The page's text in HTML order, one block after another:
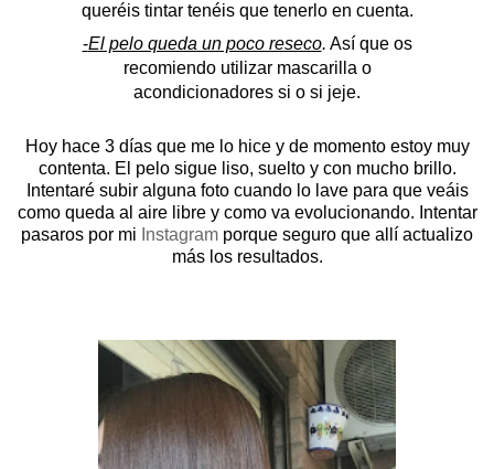
queréis tintar tenéis que tenerlo en cuenta.
-El pelo queda un poco reseco. Así que os
recomiendo utilizar mascarilla o
acondicionadores si o si jeje.
Hoy hace 3 días que me lo hice y de momento estoy muy
contenta. El pelo sigue liso, suelto y con mucho brillo.
Intentaré subir alguna foto cuando lo lave para que veáis
como queda al aire libre y como va evolucionando. Intentar
pasaros por mi Instagram porque seguro que allí actualizo
más los resultados.